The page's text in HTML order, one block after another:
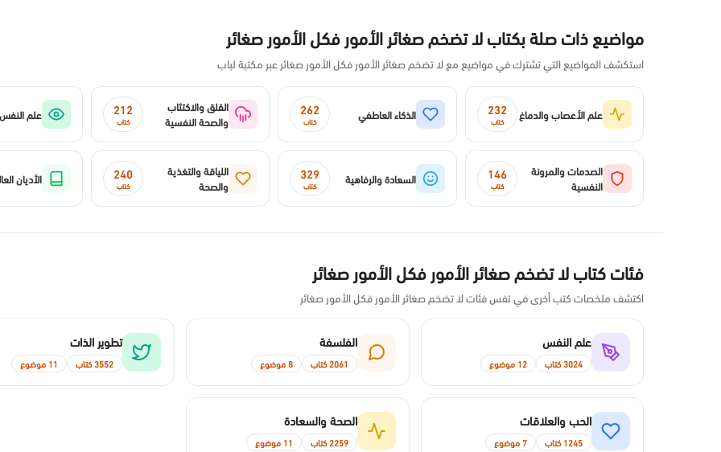
مواضيع ذات صلة بكتاب لا تضخم صغائر الأمور فكل الأمور صغائر
استكشف المواضيع التي تشترك في مواضيع مع لا تضخم صغائر الأمور فكل الأمور صغائر عبر مكتبة لباب
علم الأعصاب والدماغ 232
كتاب الذكاء العاطفي 262
كتاب
القلق والاكتئاب
والصحة النفسية
212
كتاب علم
الصدمات والمرونة
النفسية
146
كتاب السعادة والرفاهية 329
كتاب
اللياقة والتغذية
والصحة
240
كتاب الأديان
فئات كتاب لا تضخم صغائر الأمور فكل الأمور صغائر
اكتشف ملخصات كتب أخرى في نفس فئات لا تضخم صغائر الأمور فكل الأمور صغائر
علم النفس
3024 كتاب 12 موضوع
الفلسفة
2061 كتاب 8 موضوع
تطوير الذات
3552 كتاب 11 موضوع
الحب والعلاقات
1245 كتاب 7 موضوع
الصحة والسعادة
2259 كتاب 11 موضوع